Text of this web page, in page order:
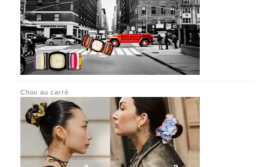
Chou au carré